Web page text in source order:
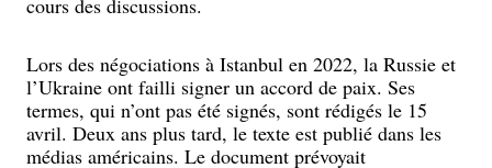
cours des discussions.
Lors des négociations à Istanbul en 2022, la Russie et
l’Ukraine ont failli signer un accord de paix. Ses
termes, qui n’ont pas été signés, sont rédigés le 15
avril. Deux ans plus tard, le texte est publié dans les
médias américains. Le document prévoyait